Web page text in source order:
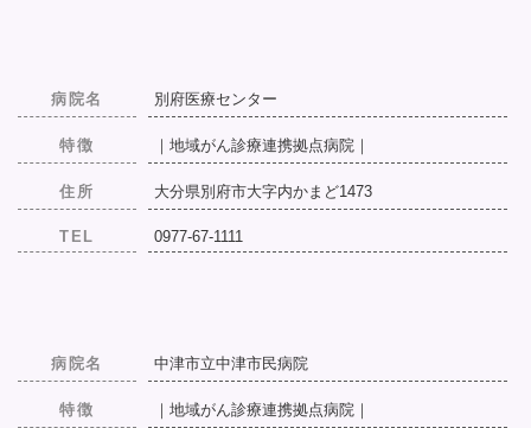
病院名 別府医療センター
特徴 ｜地域がん診療連携拠点病院｜
住所 大分県別府市大字内かまど1473
TEL 0977-67-1111
病院名 中津市立中津市民病院
特徴 ｜地域がん診療連携拠点病院｜